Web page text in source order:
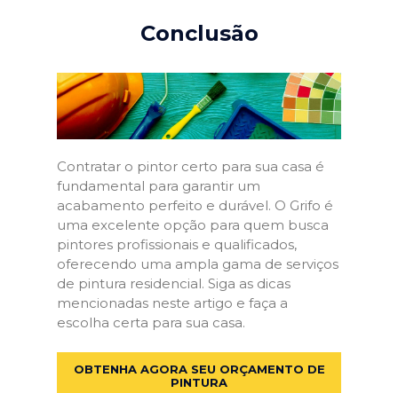
Conclusão
Contratar o pintor certo para sua casa é
fundamental para garantir um
acabamento perfeito e durável. O Grifo é
uma excelente opção para quem busca
pintores profissionais e qualificados,
oferecendo uma ampla gama de serviços
de pintura residencial. Siga as dicas
mencionadas neste artigo e faça a
escolha certa para sua casa.
OBTENHA AGORA SEU ORÇAMENTO DE
PINTURA